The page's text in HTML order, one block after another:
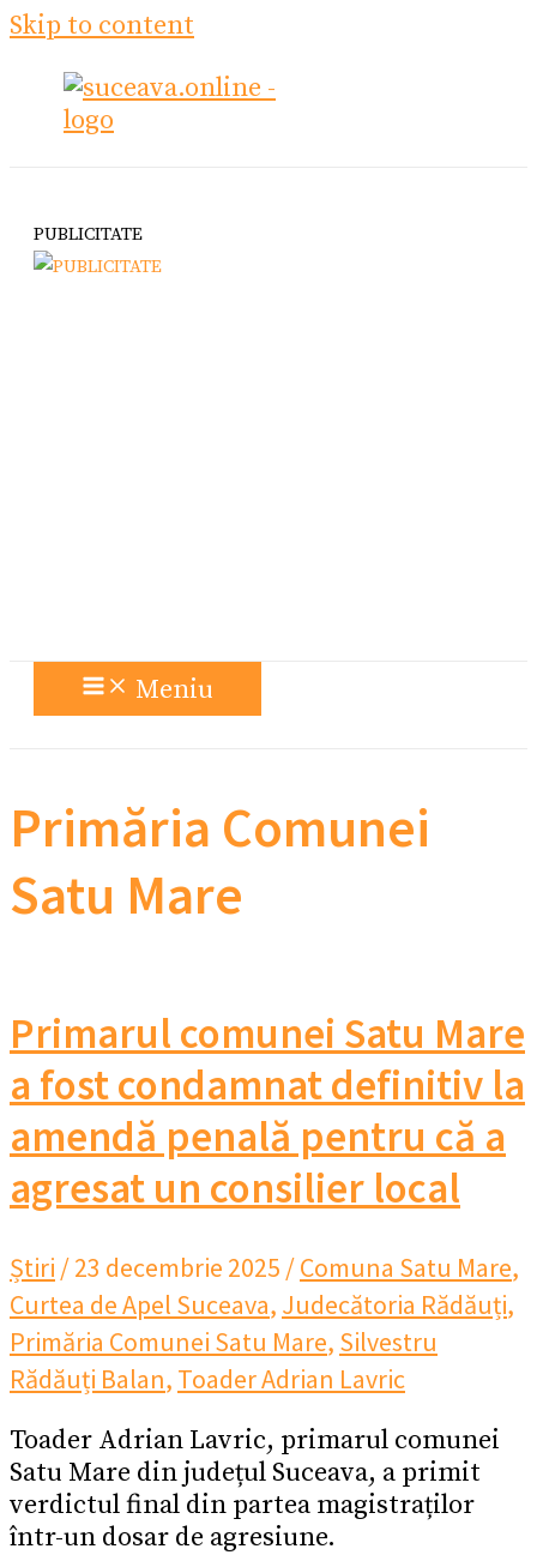
Skip to content
PUBLICITATE
Meniu
Primăria Comunei
Satu Mare
Primarul comunei Satu Mare
a fost condamnat definitiv la
amendă penală pentru că a
agresat un consilier local
Știri /23 decembrie 2025 /Comuna Satu Mare,
Curtea de Apel Suceava, Judecătoria Rădăuți,
Primăria Comunei Satu Mare, Silvestru
Rădăuți Balan, Toader Adrian Lavric
Toader Adrian Lavric, primarul comunei
Satu Mare din județul Suceava, a primit
verdictul final din partea magistraților
într-un dosar de agresiune.